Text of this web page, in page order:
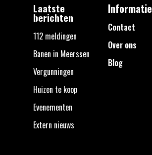
Laatste
berichten
112 meldingen
Banen in Meerssen
Vergunningen
Huizen te koop
Evenementen
Extern nieuws
Informatie
Contact
Over ons
Blog